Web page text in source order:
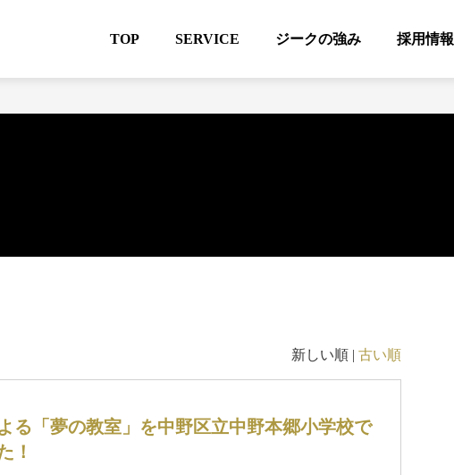
TOP SERVICE ジークの強み 採用情報
新しい順 | 古い順
る「夢の教室」を中野区立中野本郷小学校で
！